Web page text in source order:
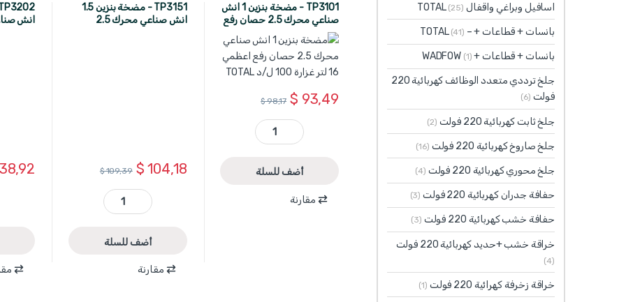
TP3101 - مضخة بنزين 1 انش
صناعي محرك 2.5 حصان رفع
TOTAL
$ 93,49
$98,17
TP3101 - مضخة بنزين 1 انش صناعي محرك 2.5 حصان رفع اعظمي 16 لتر غزارة 100 ل/د TOTAL quantity
أضف للسلة
مقارنة
TP3151 - مضخة بنزين 1.5
انش صناعي محرك 2.5
$ 104,18
$109,39
TP3151 - مضخة بنزين 1.5 انش صناعي محرك 2.5 حصان رفع اعظمي 18 متر غزارة 167 ل/د TOTAL quantity
أضف للسلة
مقارنة
اسافيل وبراغي واقفال TOTAL (25)
بانسات + قطاعات + – TOTAL (41)
بانسات + قطاعات + WADFOW (1)
جلخ ترددي متعدد الوظائف كهربائية 220
فولت (6)
جلخ ثابت كهربائية 220 فولت (2)
جلخ صاروخ كهربائية 220 فولت (16)
جلخ محوري كهربائية 220 فولت (4)
حفافة جدران كهربائية 220 فولت (3)
حفافة خشب كهربائية 220 فولت (3)
خراقة خشب +حديد كهربائية 220 فولت
(4)
خراقة زخرفة كهرائية 220 فولت (1)